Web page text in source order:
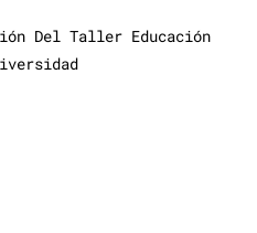
Del Taller Educación